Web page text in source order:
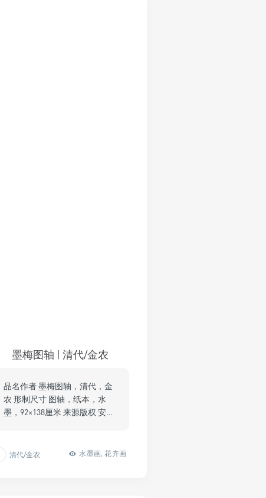
墨梅图轴 | 清代/金农
品名作者 墨梅图轴，清代，金
农 形制尺寸 图轴，纸本，水
墨，92×138厘米 来源版权 安…
清代/金农 水墨画,花卉画